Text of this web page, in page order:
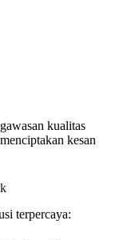
kualitas
kesan
terpercaya: